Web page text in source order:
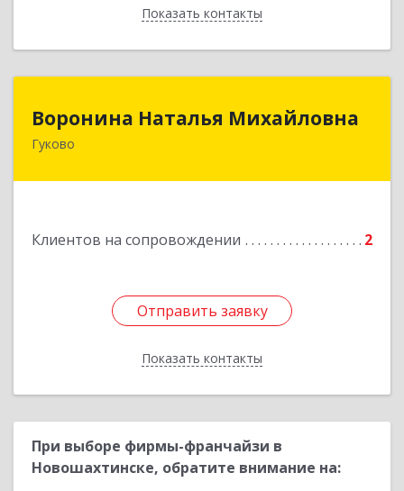
Показать контакты
Назад
Воронина Наталья Михайловна
Гуково
Клиентов на сопровождении 2
Отправить заявку
Показать контакты
Воронина Наталья Михайловна
Отправить заявку
Назад
При выборе фирмы-франчайзи в
Новошахтинске, обратите внимание на: